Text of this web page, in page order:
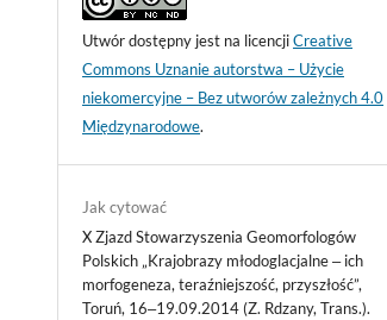
Utwór dostępny jest na licencjiCreative
Commons Uznanie autorstwa – Użycie
niekomercyjne – Bez utworów zależnych 4.0
Międzynarodowe.
Jak cytować
X Zjazd Stowarzyszenia Geomorfologów
Polskich „Krajobrazy młodoglacjalne ‒ ich
morfogeneza, teraźniejszość, przyszłość”,
Toruń, 16‒19.09.2014 (Z. Rdzany, Trans.).